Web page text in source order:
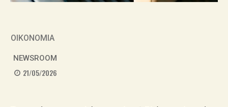
ΟΙΚΟΝΟΜΙΑ
NEWSROOM
21/05/2026